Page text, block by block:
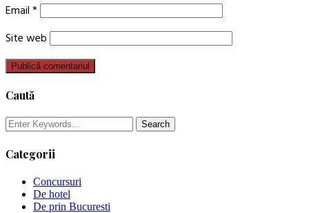
Email *
Site web
Caută
Categorii
Concursuri
De hotel
De prin Bucuresti